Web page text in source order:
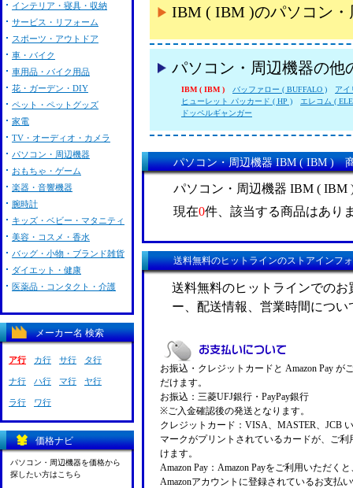
IBM ( IBM )のパソコン
パソコン・周辺機器の他
IBM ( IBM ) バッファロー ( BUFFALO )
アイ
ヒューレット パッカード ( HP )
エレコム (
ドッペルギャンガー
パソコン・周辺機器 IBM ( IBM )
パソコン・周辺機器 IBM ( IBM
現在0件、該当する商品はあり
送料無料のヒットラインのストアインフ
送料無料のヒットラインでの
ー、配送情報、営業時間につ
お振込・クレジットカードと Amazon Pay が
だけます。
お振込：三菱UFJ銀行・PayPay銀行
※ご入金確認後の発送となります。
クレジットカード：VISA、MASTER、JCB
マークがプリントされているカードが、ご利
けます。
Amazon Pay：Amazon Payをご利用いただく
Amazonアカウントに登録されているお支払
インテリア・寝具・収納
サービス・リフォーム
スポーツ・アウトドア
車・バイク
車用品・バイク用品
花・ガーデン・DIY
ペット・ペットグッズ
家電
TV・オーディオ・カメラ
パソコン・周辺機器
おもちゃ・ゲーム
楽器・音響機器
腕時計
キッズ・ベビー・マタニティ
美容・コスメ・香水
バッグ・小物・ブランド雑貨
ダイエット・健康
医薬品・コンタクト・介護
メーカー名 検索
ア行 カ行 サ行 タ行
ナ行 ハ行 マ行 ヤ行
ラ行 ワ行
価格ナビ
パソコン・周辺機器を価格から
探したい方はこちら